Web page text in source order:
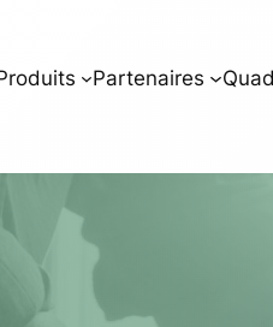
Partenaires